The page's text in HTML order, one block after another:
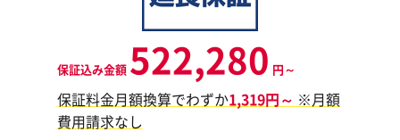
保証込み金額 522,280 円～
保証料金月額換算でわずか1,319円～ ※月額
費用請求なし